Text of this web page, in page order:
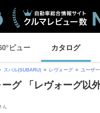
ビュー カタログ
スバル(SUBARU) レヴォーグ ユーザ
グ 「レヴォーグ以
ん